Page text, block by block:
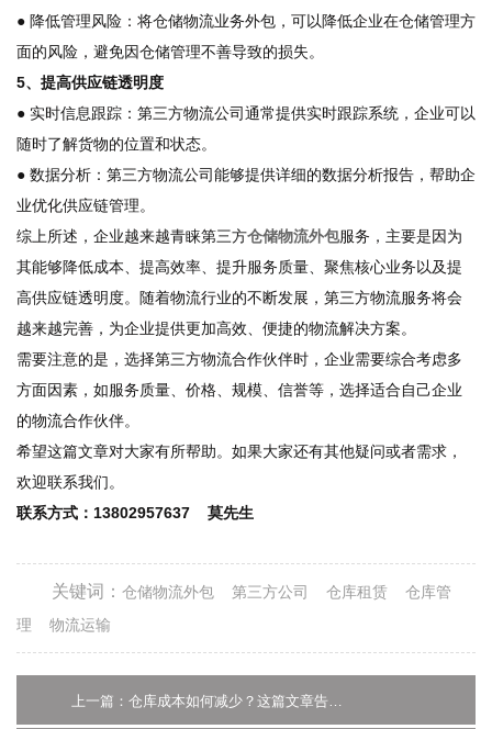
● 降低管理风险：将仓储物流业务外包，可以降低企业在仓储管理方
面的风险，避免因仓储管理不善导致的损失。
5、提高供应链透明度
● 实时信息跟踪：第三方物流公司通常提供实时跟踪系统，企业可以
随时了解货物的位置和状态。
● 数据分析：第三方物流公司能够提供详细的数据分析报告，帮助企
业优化供应链管理。
综上所述，企业越来越青睐第三方仓储物流外包服务，主要是因为
其能够降低成本、提高效率、提升服务质量、聚焦核心业务以及提
高供应链透明度。随着物流行业的不断发展，第三方物流服务将会
越来越完善，为企业提供更加高效、便捷的物流解决方案。
需要注意的是，选择第三方物流合作伙伴时，企业需要综合考虑多
方面因素，如服务质量、价格、规模、信誉等，选择适合自己企业
的物流合作伙伴。
希望这篇文章对大家有所帮助。如果大家还有其他疑问或者需求，
欢迎联系我们。
联系方式：13802957637 莫先生
关键词： 仓储物流外包 第三方公司 仓库租赁
仓库管
理
物流运输